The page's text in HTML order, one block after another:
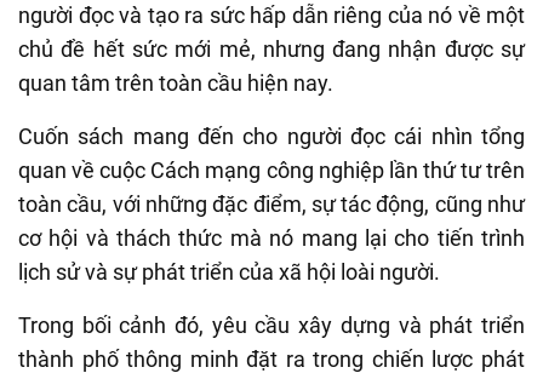
người đọc và tạo ra sức hấp dẫn riêng của nó về một
chủ đề hết sức mới mẻ, nhưng đang nhận được sự
quan tâm trên toàn cầu hiện nay.
Cuốn sách mang đến cho người đọc cái nhìn tổng
quan về cuộc Cách mạng công nghiệp lần thứ tư trên
toàn cầu, với những đặc điểm, sự tác động, cũng như
cơ hội và thách thức mà nó mang lại cho tiến trình
lịch sử và sự phát triển của xã hội loài người.
Trong bối cảnh đó, yêu cầu xây dựng và phát triển
thành phố thông minh đặt ra trong chiến lược phát